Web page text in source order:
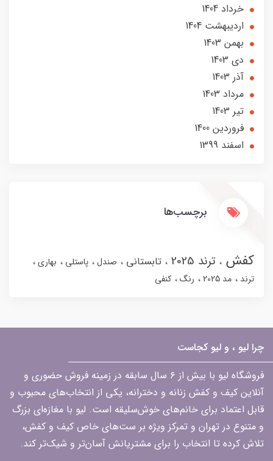
خرداد 1404
ارديبهشت 1404
بهمن 1403
دی 1403
آذر 1403
مرداد 1403
تير 1403
فروردین 1400
اسفند 1399
برچسب‌ها
کفش ترند 2025 تابستانی صندل پاستلی
بهاری
ترند
مد 2025 رنگ کنفی
چرا لیو ، و لیو کجاست
فروشگاه لیو با بیش از ۶ سال سابقه در زمینه فروش حضوری و
آنلاین کیف و کفش زنانه و دخترانه، یکی از انتخاب‌های محبوب و
قابل اعتماد برای خانم‌های خوش‌سلیقه است. لیو با مغازه‌ای بزرگ
و متنوع در تهران و تمرکز ویژه بر ست‌های خاص کیف و کفش،
تلاش کرده تا انتخاب را برای مشتریانش آسان‌تر و شیک‌تر کند.